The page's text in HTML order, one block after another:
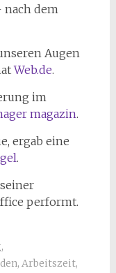
dem
Augen
Web.de.
im
magazin.
ergab eine
.
performt.
,
, Arbeitszeit,